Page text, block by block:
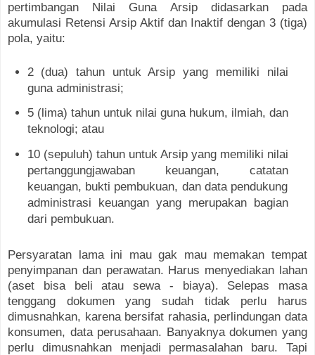
pertimbangan Nilai Guna Arsip didasarkan pada
akumulasi Retensi Arsip Aktif dan Inaktif dengan 3 (tiga)
pola, yaitu:
2 (dua) tahun untuk Arsip yang memiliki nilai
guna administrasi;
5 (lima) tahun untuk nilai guna hukum, ilmiah, dan
teknologi; atau
10 (sepuluh) tahun untuk Arsip yang memiliki nilai
pertanggungjawaban keuangan, catatan
keuangan, bukti pembukuan, dan data pendukung
administrasi keuangan yang merupakan bagian
dari pembukuan.
Persyaratan lama ini mau gak mau memakan tempat
penyimpanan dan perawatan. Harus menyediakan lahan
(aset bisa beli atau sewa - biaya). Selepas masa
tenggang dokumen yang sudah tidak perlu harus
dimusnahkan, karena bersifat rahasia, perlindungan data
konsumen, data perusahaan. Banyaknya dokumen yang
perlu dimusnahkan menjadi permasalahan baru. Tapi